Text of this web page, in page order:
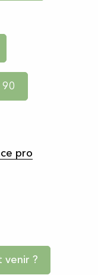
90
pro
venir ?